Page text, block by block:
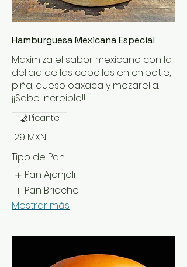
Hamburguesa Mexicana Especial
Maximiza el sabor mexicano con la
delicia de las cebollas en chipotle,
piña, queso oaxaca y mozarella.
¡¡Sabe increible!!
129 MXN
Picante
Tipo de Pan
Pan Ajonjoli
Pan Brioche
Mostrar más